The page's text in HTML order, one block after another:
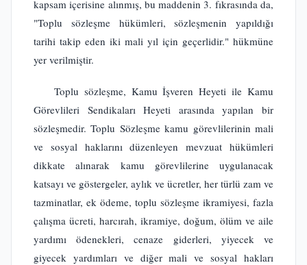
kapsam içerisine alınmış, bu maddenin 3. fıkrasında da,
"Toplu sözleşme hükümleri, sözleşmenin yapıldığı
tarihi takip eden iki mali yıl için geçerlidir." hükmüne
yer verilmiştir.
Toplu sözleşme, Kamu İşveren Heyeti ile Kamu
Görevlileri Sendikaları Heyeti arasında yapılan bir
sözleşmedir. Toplu Sözleşme kamu görevlilerinin mali
ve sosyal haklarını düzenleyen mevzuat hükümleri
dikkate alınarak kamu görevlilerine uygulanacak
katsayı ve göstergeler, aylık ve ücretler, her türlü zam ve
tazminatlar, ek ödeme, toplu sözleşme ikramiyesi, fazla
çalışma ücreti, harcırah, ikramiye, doğum, ölüm ve aile
yardımı ödenekleri, cenaze giderleri, yiyecek ve
giyecek yardımları ve diğer mali ve sosyal hakları